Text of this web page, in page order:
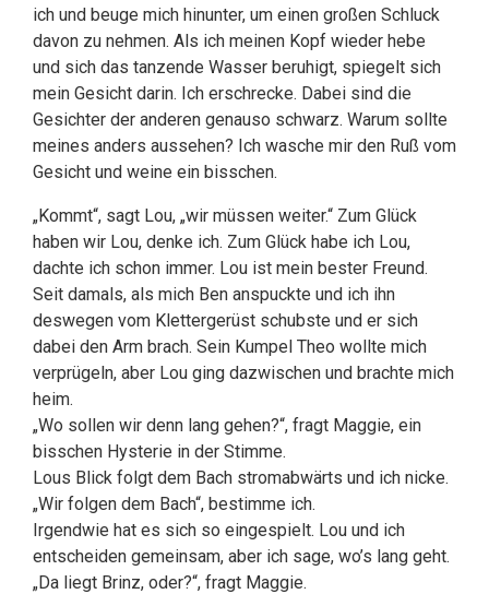
ich und beuge mich hinunter, um einen großen Schluck
davon zu nehmen. Als ich meinen Kopf wieder hebe
und sich das tanzende Wasser beruhigt, spiegelt sich
mein Gesicht darin. Ich erschrecke. Dabei sind die
Gesichter der anderen genauso schwarz. Warum sollte
meines anders aussehen? Ich wasche mir den Ruß vom
Gesicht und weine ein bisschen.
„Kommt“, sagt Lou, „wir müssen weiter.“ Zum Glück
haben wir Lou, denke ich. Zum Glück habe ich Lou,
dachte ich schon immer. Lou ist mein bester Freund.
Seit damals, als mich Ben anspuckte und ich ihn
deswegen vom Klettergerüst schubste und er sich
dabei den Arm brach. Sein Kumpel Theo wollte mich
verprügeln, aber Lou ging dazwischen und brachte mich
heim.
„Wo sollen wir denn lang gehen?“, fragt Maggie, ein
bisschen Hysterie in der Stimme.
Lous Blick folgt dem Bach stromabwärts und ich nicke.
„Wir folgen dem Bach“, bestimme ich.
Irgendwie hat es sich so eingespielt. Lou und ich
entscheiden gemeinsam, aber ich sage, wo’s lang geht.
„Da liegt Brinz, oder?“, fragt Maggie.